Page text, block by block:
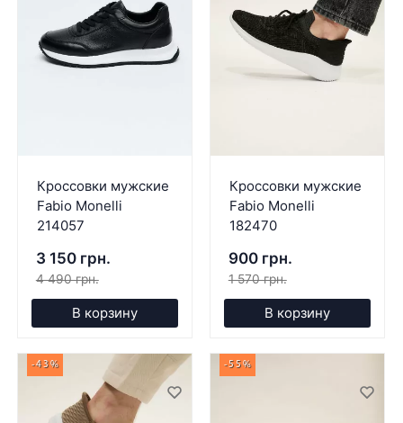
Кроссовки мужские
Fabio Monelli
214057
3 150 грн.
4 490 грн.
В корзину
Кроссовки мужские
Fabio Monelli
182470
900 грн.
1 570 грн.
В корзину
-43% -55%